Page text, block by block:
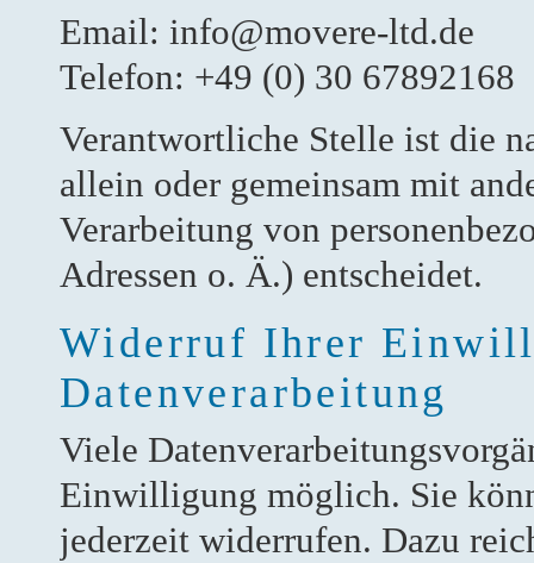
Email: info@movere-ltd.de
Telefon: +49 (0) 30 67892168
Verantwortliche Stelle ist die
allein oder gemeinsam mit
Verarbeitung von
Adressen o. Ä.) entscheidet.
Widerruf Ihrer
Datenverarbeitung
Viele
Einwilligung möglich. Sie
jederzeit widerrufen. Dazu